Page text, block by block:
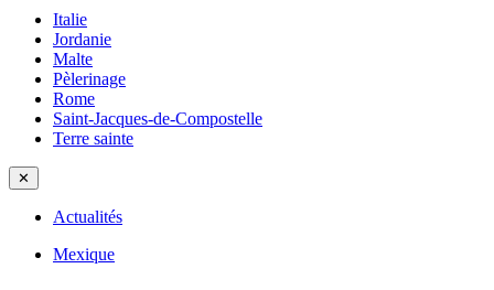
Italie
Jordanie
Malte
Pèlerinage
Rome
Saint-Jacques-de-Compostelle
Terre sainte
✕
Actualités
Mexique